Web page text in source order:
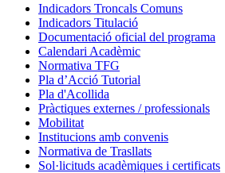
Indicadors Troncals Comuns
Indicadors Titulació
Documentació oficial del programa
Calendari Acadèmic
Normativa TFG
Pla d’Acció Tutorial
Pla d'Acollida
Pràctiques externes / professionals
Mobilitat
Institucions amb convenis
Normativa de Trasllats
Sol·licituds acadèmiques i certificats